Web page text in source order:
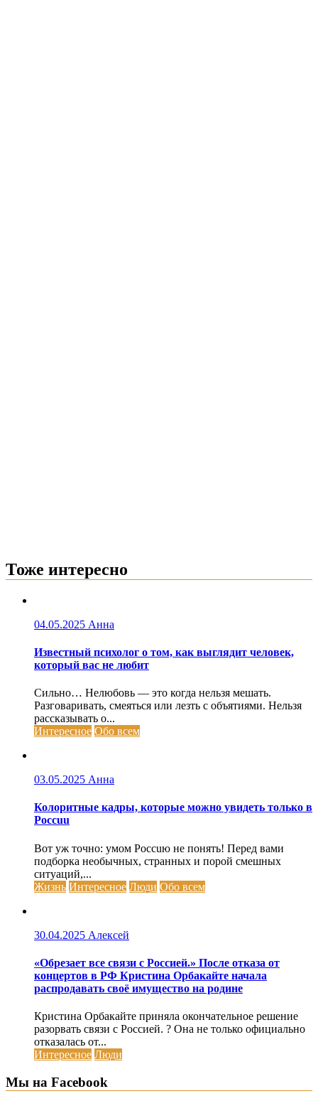
Тоже интересно
04.05.2025 Анна
Известный психолог о том, как выглядит человек,
который вас не любит
Сильно… Нелюбовь — это когда нельзя мешать.
Разговаривать, смеяться или лезть с объятиями. Нельзя
рассказывать о...
Интересное Обо всем
03.05.2025 Анна
Колоритные кадры, которые можно увидеть только в
Россuu
Вот уж точно: умом Россuю не понять! Перед вами
подборка необычных, странных и порой смешных
ситуаций,...
Жизнь Интересное Люди Обо всем
30.04.2025 Алексей
«Обрезает все связи с Россией.» После отказа от
концертов в РФ Кристина Орбакайте начала
распродавать своё имущество на родине
Кристина Орбакайте приняла окончательное решение
разорвать связи с Россией. ? Она не только официально
отказалась от...
Интересное Люди
Мы на Facebook